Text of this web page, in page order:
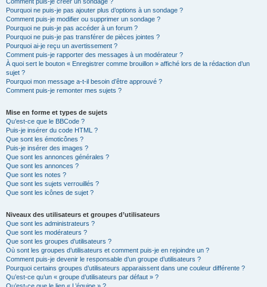
Pourquoi ne puis-je pas ajouter plus d’options à un sondage ?
Comment puis-je modifier ou supprimer un sondage ?
Pourquoi ne puis-je pas accéder à un forum ?
Pourquoi ne puis-je pas transférer de pièces jointes ?
Pourquoi ai-je reçu un avertissement ?
Comment puis-je rapporter des messages à un modérateur ?
À quoi sert le bouton « Enregistrer comme brouillon » affiché lors de la rédaction d’un
sujet ?
Pourquoi mon message a-t-il besoin d’être approuvé ?
Comment puis-je remonter mes sujets ?
Mise en forme et types de sujets
Qu’est-ce que le BBCode ?
Puis-je insérer du code HTML ?
Que sont les émoticônes ?
Puis-je insérer des images ?
Que sont les annonces générales ?
Que sont les annonces ?
Que sont les notes ?
Que sont les sujets verrouillés ?
Que sont les icônes de sujet ?
Niveaux des utilisateurs et groupes d’utilisateurs
Que sont les administrateurs ?
Que sont les modérateurs ?
Que sont les groupes d’utilisateurs ?
Où sont les groupes d’utilisateurs et comment puis-je en rejoindre un ?
Comment puis-je devenir le responsable d’un groupe d’utilisateurs ?
Pourquoi certains groupes d’utilisateurs apparaissent dans une couleur différente ?
Qu’est-ce qu’un « groupe d’utilisateurs par défaut » ?